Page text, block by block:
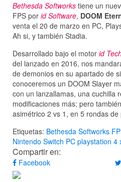
Bethesda Softworks tiene un
FPS por id Software, DOOM
venta el 20 de marzo en PC,
Ah si, y también Stadia.
Desarrollado bajo el motor id
del lanzado en 2016, nos
de demonios en su apartado de
conoceremos un DOOM Slayer
con un lanzallamas, una cuchilla
modificaciones más; pero
asimétrico 2 vs 1, en 5 rondas de
Etiquetas: Bethesda Softworks
Nintendo Switch PC playstation 4
Compartir en:
Facebook